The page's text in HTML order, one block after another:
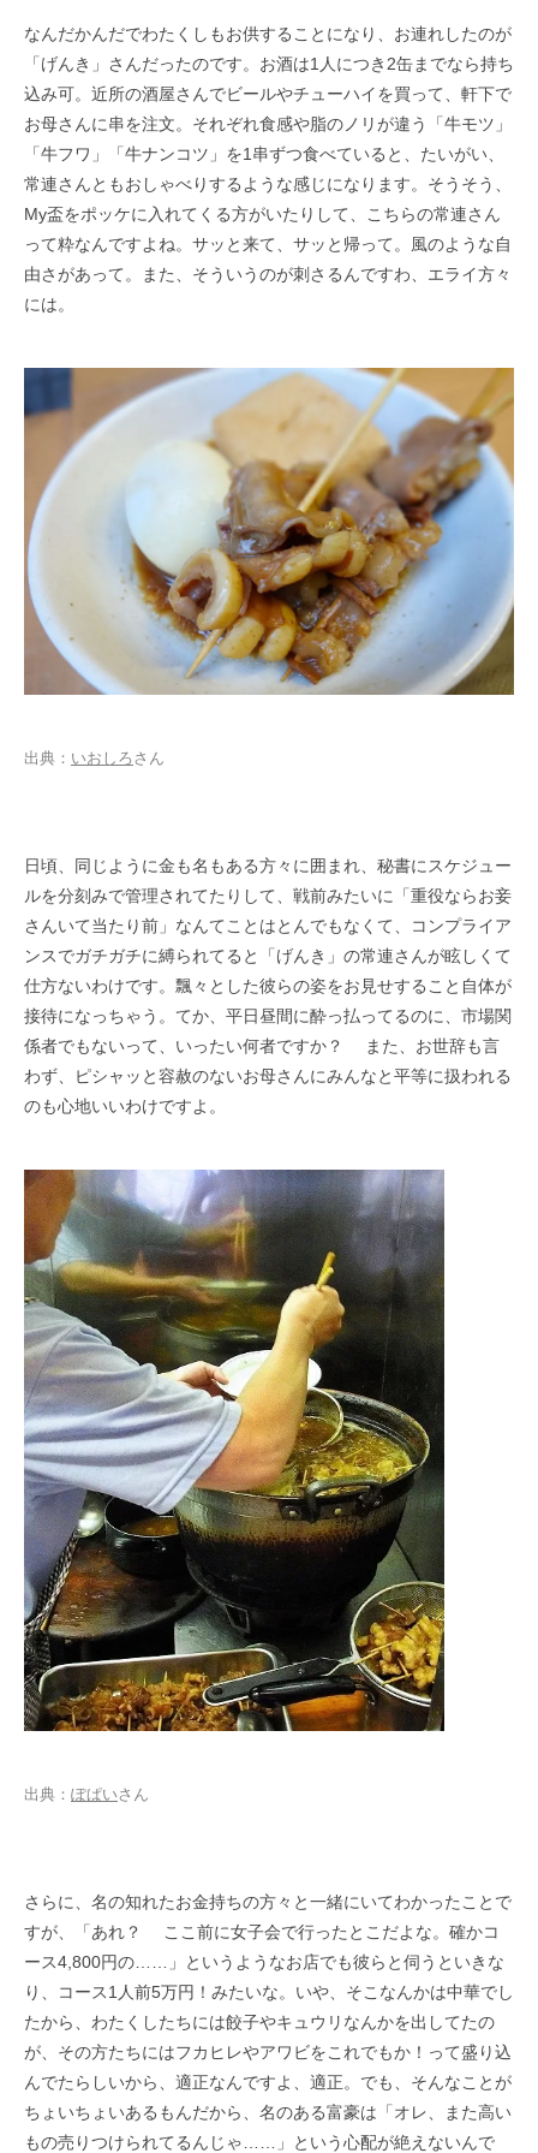
なんだかんだでわたくしもお供することになり、お連れしたのが
「げんき」さんだったのです。お酒は1人につき2缶までなら持ち
込み可。近所の酒屋さんでビールやチューハイを買って、軒下で
お母さんに串を注文。それぞれ食感や脂のノリが違う「牛モツ」
「牛フワ」「牛ナンコツ」を1串ずつ食べていると、たいがい、
常連さんともおしゃべりするような感じになります。そうそう、
My盃をポッケに入れてくる方がいたりして、こちらの常連さん
って粋なんですよね。サッと来て、サッと帰って。風のような自
由さがあって。また、そういうのが刺さるんですわ、エライ方々
には。
出典： いおしろ さん
日頃、同じように金も名もある方々に囲まれ、秘書にスケジュー
ルを分刻みで管理されてたりして、戦前みたいに「重役ならお妾
さんいて当たり前」なんてことはとんでもなくて、コンプライア
ンスでガチガチに縛られてると「げんき」の常連さんが眩しくて
仕方ないわけです。飄々とした彼らの姿をお見せすること自体が
接待になっちゃう。てか、平日昼間に酔っ払ってるのに、市場関
係者でもないって、いったい何者ですか？ また、お世辞も言
わず、ピシャッと容赦のないお母さんにみんなと平等に扱われる
のも心地いいわけですよ。
出典： ぽぱいさん
さらに、名の知れたお金持ちの方々と一緒にいてわかったことで
すが、「あれ？
ここ前に女子会で行ったとこだよな。確かコ
ース4,800円の……」というようなお店でも彼らと伺うといきな
り、コース1人前5万円！みたいな。いや、そこなんかは中華でし
たから、わたくしたちには餃子やキュウリなんかを出してたの
が、その方たちにはフカヒレやアワビをこれでもか！って盛り込
んでたらしいから、適正なんですよ、適正。でも、そんなことが
ちょいちょいあるもんだから、名のある富豪は「オレ、また高い
もの売りつけられてるんじゃ……」という心配が絶えないんで